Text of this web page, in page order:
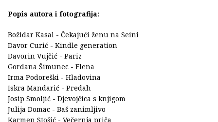
Popis autora i fotografija:
Božidar Kasal - Čekajući ženu na Seini
Davor Curić - Kindle generation
Davorin Vujčić - Pariz
Gordana Šimunec - Elena
Irma Podoreški - Hladovina
Iskra Mandarić - Predah
Josip Smoljić - Djevojčica s knjigom
Julija Domac - Baš zanimljivo
Karmen Stošić - Večernja priča